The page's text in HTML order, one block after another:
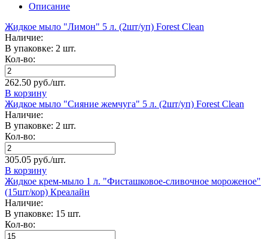
Описание
Жидкое мыло "Лимон" 5 л. (2шт/уп) Forest Clean
Наличие:
В упаковке: 2 шт.
Кол-во:
262.50 руб./шт.
В корзину
Жидкое мыло "Сияние жемчуга" 5 л. (2шт/уп) Forest Clean
Наличие:
В упаковке: 2 шт.
Кол-во:
305.05 руб./шт.
В корзину
Жидкое крем-мыло 1 л. "Фисташковое-сливочное мороженое"
(15шт/кор) Креалайн
Наличие:
В упаковке: 15 шт.
Кол-во: